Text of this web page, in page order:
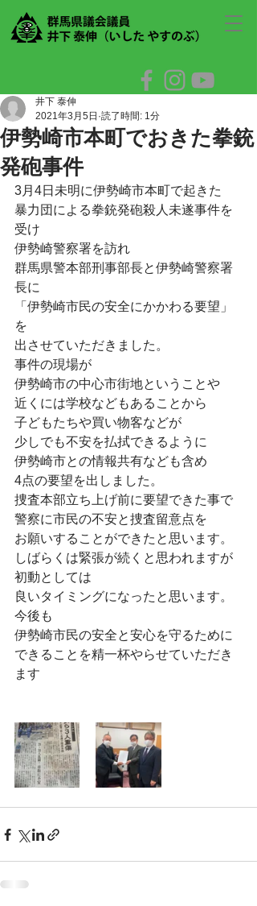
伊勢崎市本町でおきた拳銃
発砲事件
井下 泰伸
2021年3月5日 読了時間: 1分
3月4日未明に伊勢崎市本町で起きた
暴力団による拳銃発砲殺人未遂事件を
受け
伊勢崎警察署を訪れ
群馬県警本部刑事部長と伊勢崎警察署
長に
「伊勢崎市民の安全にかかわる要望」
を
出させていただきました。
事件の現場が
伊勢崎市の中心市街地ということや
近くには学校などもあることから
子どもたちや買い物客などが
少しでも不安を払拭できるように
伊勢崎市との情報共有なども含め
4点の要望を出しました。
捜査本部立ち上げ前に要望できた事で
警察に市民の不安と捜査留意点を
お願いすることができたと思います。
しばらくは緊張が続くと思われますが
初動としては
良いタイミングになったと思います。
今後も
伊勢崎市民の安全と安心を守るために
できることを精一杯やらせていただき
ます